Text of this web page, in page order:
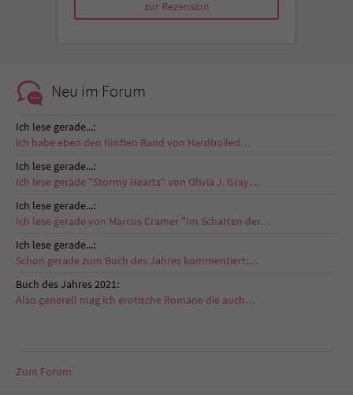
zur Rezension
Neu im Forum
Ich lese gerade...:
ich habe eben den fünften Band von Hardboiled…
Ich lese gerade...:
Ich lese gerade "Stormy Hearts" von Olivia J. Gray…
Ich lese gerade...:
Ich lese gerade von Marcus Cramer "Im Schatten der…
Ich lese gerade...:
Schon gerade zum Buch des Jahres kommentiert:…
Buch des Jahres 2021:
Also generell mag ich erotische Romane die auch…
Zum Forum